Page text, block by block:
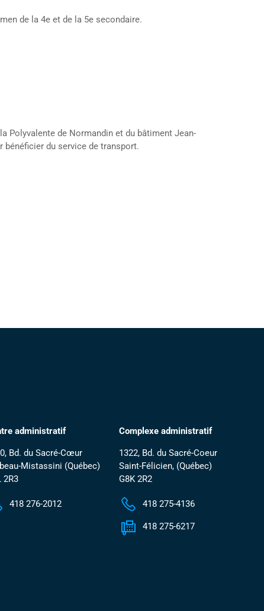
de la 4e et de la 5e secondaire.
Polyvalente de Normandin et du bâtiment Jean-
bénéficier du service de transport.
administratif
Bd. du Sacré-Cœur
Mistassini (Québec)
2R3
418 276-2012
Complexe administratif
1322, Bd. du Sacré-Coeur
Saint-Félicien, (Québec)
G8K 2R2
418 275-4136
418 275-6217